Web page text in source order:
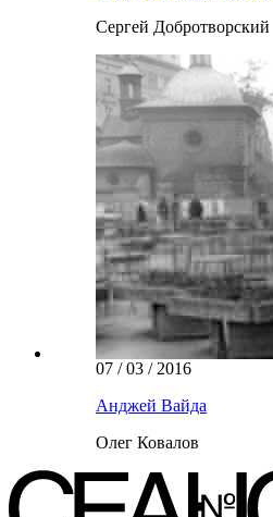
Сергей Добротворский
07 / 03 / 2016
Анджей Вайда
Олег Ковалов